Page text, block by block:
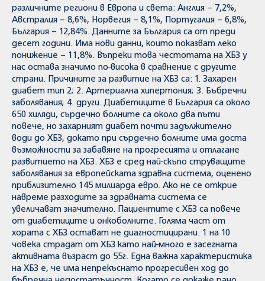
различните региони в Европа и света: Англия – 7,2%,
Австралия – 8,6%, Норвегия – 8,1%, Португалия – 6,8%,
България – 12,84%. Данните за България са от преди
десет години. Има нови данни, които показват леко
понижение – 11,8%. Въпреки това честотата на ХБЗ у
нас остава значимо по-висока в сравнение с другите
страни. Причините за развитие на ХБЗ са: 1. Захарен
диабет тип 2; 2. Артериална хипертония; 3. Бъбречни
заболявания; 4. други. Диабетиците в България са около
650 хиляди, сърдечно болните са около два пъти
повече, но захарният диабет почти задължително
води до ХБЗ, докато при сърдечно болните има доста
възможности за забавяне на прогресията и отлагане
развитието на ХБЗ. ХБЗ е сред най-скъпо струващите
заболявания за европейската здравна система, оценено
приблизително 145 милиарда евро. Ако не се открие
навреме разходите за здравната система се
увеличават значително. Пациентите с ХБЗ са повече
от диабетиците и онкоболните. Голяма част от
хората с ХБЗ остават не диагностицирани. 1 на 10
човека страдат от ХБЗ като най-много е засегната
активната възраст до 55г. Една важна характеристика
на ХБЗ е, че има непрекъснато прогресивен ход до